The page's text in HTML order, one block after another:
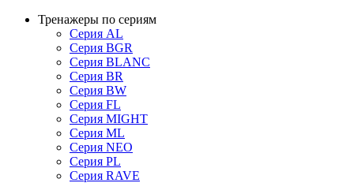
Тренажеры по сериям
Серия AL
Серия BGR
Серия BLANC
Серия BR
Серия BW
Серия FL
Серия MIGHT
Серия ML
Серия NEO
Серия PL
Серия RAVE